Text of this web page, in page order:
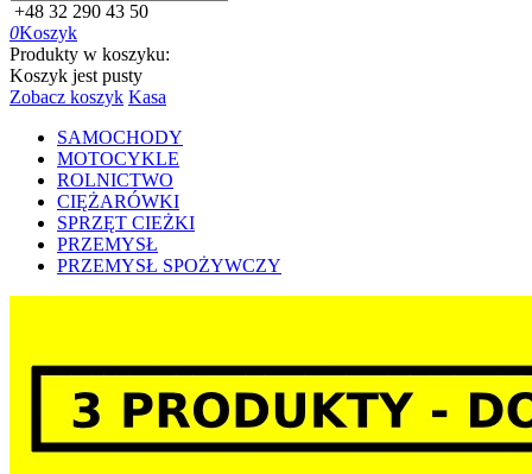
+48 32 290 43 50
0Koszyk
Produkty w koszyku:
Koszyk jest pusty
Zobacz koszyk Kasa
SAMOCHODY
MOTOCYKLE
ROLNICTWO
CIĘŻARÓWKI
SPRZĘT CIEŻKI
PRZEMYSŁ
PRZEMYSŁ SPOŻYWCZY